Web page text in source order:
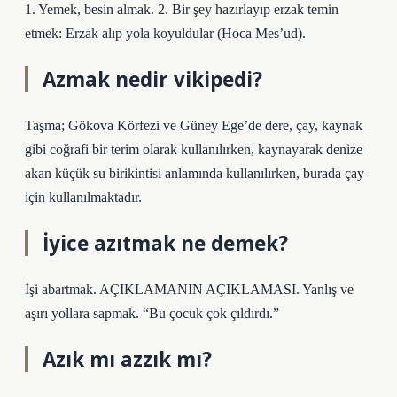
1. Yemek, besin almak. 2. Bir şey hazırlayıp erzak temin
etmek: Erzak alıp yola koyuldular (Hoca Mes’ud).
Azmak nedir vikipedi?
Taşma; Gökova Körfezi ve Güney Ege’de dere, çay, kaynak
gibi coğrafi bir terim olarak kullanılırken, kaynayarak denize
akan küçük su birikintisi anlamında kullanılırken, burada çay
için kullanılmaktadır.
İyice azıtmak ne demek?
İşi abartmak. AÇIKLAMANIN AÇIKLAMASI. Yanlış ve
aşırı yollara sapmak. “Bu çocuk çok çıldırdı.”
Azık mı azzık mı?